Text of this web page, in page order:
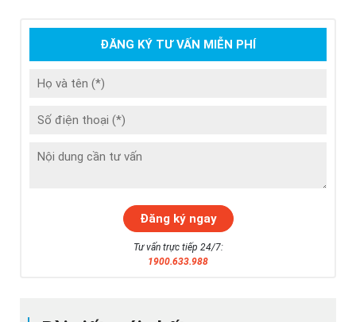
ĐĂNG KÝ TƯ VẤN MIỄN PHÍ
Tư vấn trực tiếp 24/7:
1900.633.988